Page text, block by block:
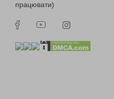
працювати)